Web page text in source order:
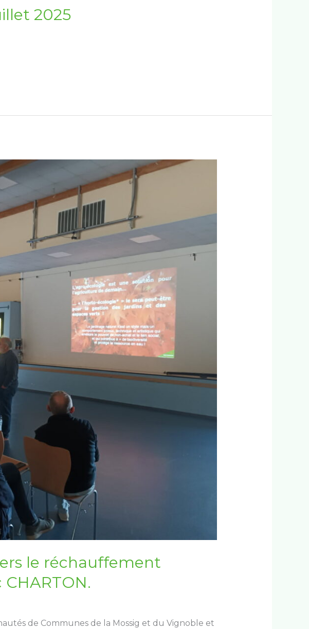
2025
le réchauffement
de Communes de la Mossig et du Vignoble et